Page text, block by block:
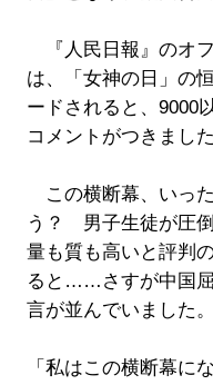
『人民日報』のオ
は、「女神の日」の
ードされると、9000
コメントがつきました
この横断幕、いっ
う？ 男子生徒が圧
量も質も高いと評判
ると……さすが中国
言が並んでいました。
「私はこの横断幕に